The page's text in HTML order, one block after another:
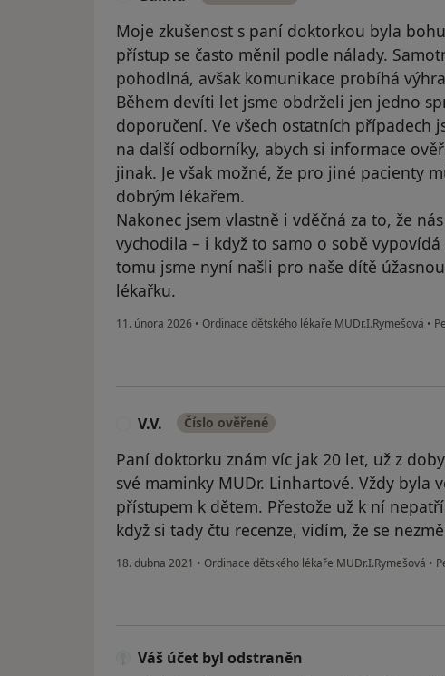
Moje zkušenost s paní doktorkou byla
přístup se často měnil podle nálady.
pohodlná, avšak komunikace probíhá
Během devíti let jsme obdrželi jen jedno
doporučení. Ve všech ostatních případech
na další odborníky, abych si informace
jinak. Je však možné, že pro jiné pacienty
dobrým lékařem.
Nakonec jsem vlastně i vděčná za to, že
vychodila – i když to samo o sobě
tomu jsme nyní našli pro naše dítě
lékařku.
11. února 2026 • Ordinace dětského lékaře MUDr.I.Rymešová •
V.V. Číslo ověřené
Paní doktorku znám víc jak 20 let, už z
své maminky MUDr. Linhartové. Vždy byla
přístupem k dětem. Přestože už k ní
když si tady čtu recenze, vidím, že se
18. dubna 2021 • Ordinace dětského lékaře MUDr.I.Rymešová •
Váš účet byl odstraněn